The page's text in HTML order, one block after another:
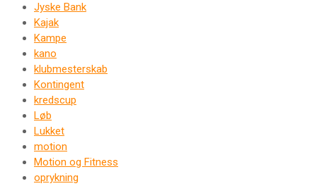
Jyske Bank
Kajak
Kampe
kano
klubmesterskab
Kontingent
kredscup
Løb
Lukket
motion
Motion og Fitness
oprykning